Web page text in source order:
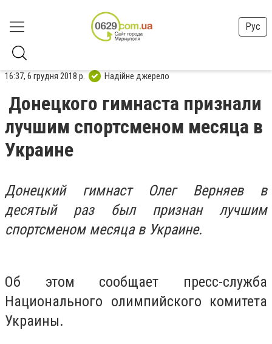
Рус
16:37, 6 грудня 2018 р. Надійне джерело
Донецкого гимнаста признали
лучшим спортсменом месяца в
Украине
Донецкий гимнаст Олег Верняев в
десятый раз был признан лучшим
спортсменом месяца в Украине.
Об этом сообщает пресс-служба
Национального олимпийского комитета
Украины.